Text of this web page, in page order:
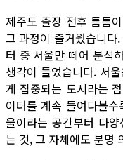
제주도 출장 전후 틈틈
그 과정이 즐거웠습니다
터 중 서울만 떼어 분석
생각이 들었습니다. 서
게 집중되는 도시라는
이터를 계속 들여다볼
울이라는 공간부터 다
는 것, 그 자체에도 분명